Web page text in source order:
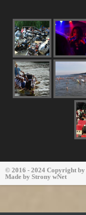
© 2016 - 2024 Copyright by
Made by Strony wNet